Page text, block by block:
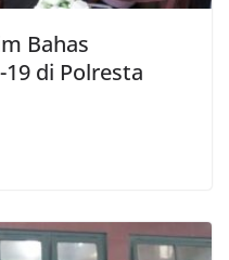
Bahas
di Polresta